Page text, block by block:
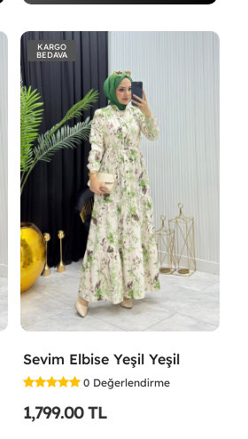
KARGO
BEDAVA
Sevim Elbise Yeşil Yeşil
0 Değerlendirme
1,799.00 TL